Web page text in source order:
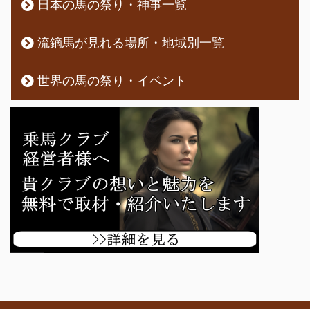
日本の馬の祭り・神事一覧
流鏑馬が見れる場所・地域別一覧
世界の馬の祭り・イベント